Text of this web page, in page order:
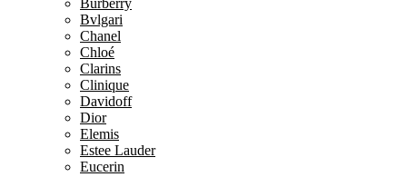
Burberry
Bvlgari
Chanel
Chloé
Clarins
Clinique
Davidoff
Dior
Elemis
Estee Lauder
Eucerin